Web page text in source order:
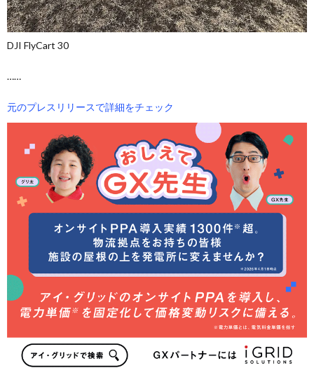
DJI FlyCart 30
……
元のプレスリリースで詳細をチェック